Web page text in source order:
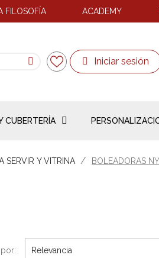
FILOSOFÍA ACADEMY
Iniciar sesión
CUBERTERÍA
SERVIR Y VITRINA BOLEADORAS
Relevancia